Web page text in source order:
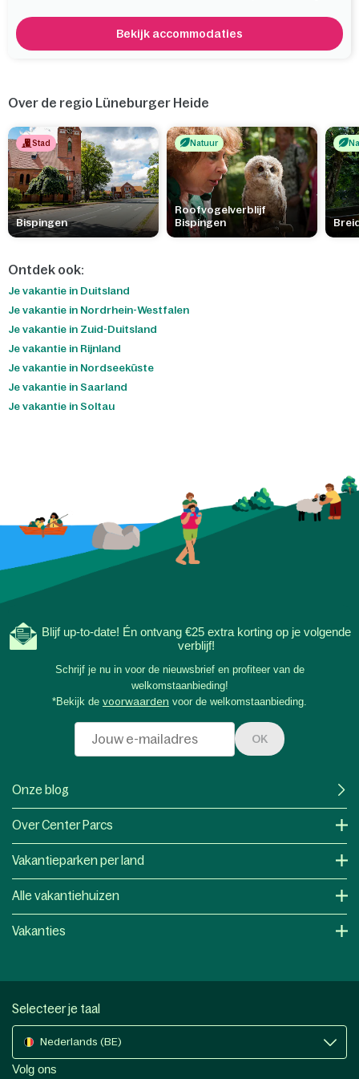
Bekijk accommodaties
Over de regio Lüneburger Heide
Stad
Bispingen
Natuur
Roofvogelverblijf
Bispingen
Ontdek ook:
Je vakantie in Duitsland
Je vakantie in Nordrhein-Westfalen
Je vakantie in Zuid-Duitsland
Je vakantie in Rijnland
Je vakantie in Nordseeküste
Je vakantie in Saarland
Je vakantie in Soltau
Blijf up-to-date! Én ontvang €25 extra korting op je volgende
verblijf!
Schrijf je nu in voor de nieuwsbrief en profiteer van de
welkomstaanbieding!
*Bekijk de voorwaarden voor de welkomstaanbieding.
OK
Onze blog
Over Center Parcs
Vakantieparken per land
Alle vakantiehuizen
Vakanties
Selecteer je taal
Nederlands (BE)
Volg ons